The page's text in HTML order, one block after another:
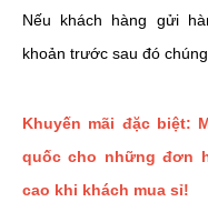
Nếu khách hàng gửi
khoản trước sau đó
Khuyến mãi đặc biệt:
quốc cho những đơn
cao khi khách mua sỉ!